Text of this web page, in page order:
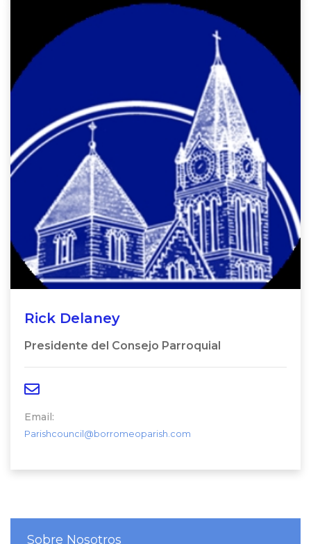
Rick Delaney
Presidente del Consejo Parroquial
Email:
Parishcouncil@borromeoparish.com
Sobre Nosotros